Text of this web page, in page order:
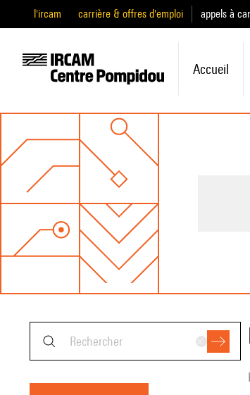
l'ircam carrière & offres d'emploi appels à
Accueil